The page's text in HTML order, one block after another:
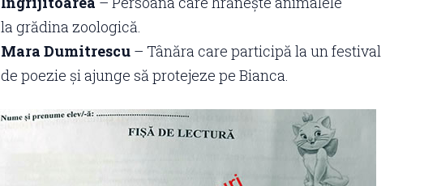
la grădina zoologică.
Mara Dumitrescu – Tânăra care participă la un festival
de poezie și ajunge să protejeze pe Bianca.